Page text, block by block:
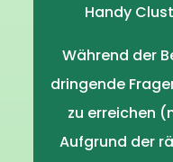
Handy
Während der
dringende
zu erreichen
Aufgrund der